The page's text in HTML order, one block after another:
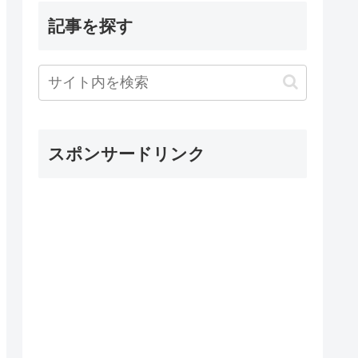
記事を探す
スポンサードリンク